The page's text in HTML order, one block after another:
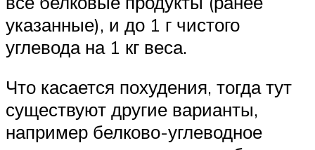
указанные), и до 1 г чистого
углевода на 1 кг веса.
Что касается похудения, тогда тут
существуют другие варианты,
например белково-углеводное